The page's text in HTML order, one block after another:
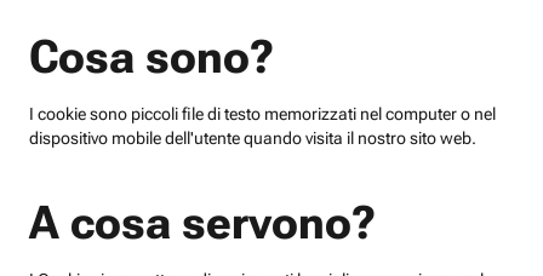
Cosa sono?
I cookie sono piccoli file di testo memorizzati nel computer o nel
dispositivo mobile dell'utente quando visita il nostro sito web.
A cosa servono?